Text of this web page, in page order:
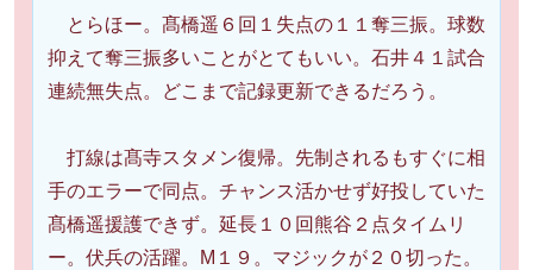
とらほー。髙橋遥６回１失点の１１奪三振。球数
抑えて奪三振多いことがとてもいい。石井４１試合
連続無失点。どこまで記録更新できるだろう。
打線は髙寺スタメン復帰。先制されるもすぐに相
手のエラーで同点。チャンス活かせず好投していた
髙橋遥援護できず。延長１０回熊谷２点タイムリ
ー。伏兵の活躍。M１９。マジックが２０切った。